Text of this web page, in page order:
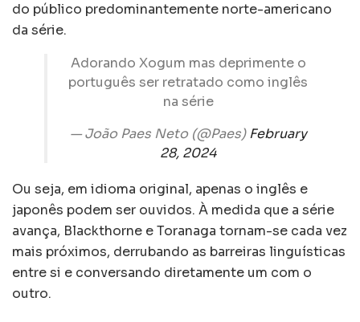
do público predominantemente norte-americano
da série.
Adorando Xogum mas deprimente o
português ser retratado como inglês
na série
— João Paes Neto (@Paes)February
28, 2024
Ou seja, em idioma original, apenas o inglês e
japonês podem ser ouvidos. À medida que a série
avança, Blackthorne e Toranaga tornam-se cada vez
mais próximos, derrubando as barreiras linguísticas
entre si e conversando diretamente um com o
outro.